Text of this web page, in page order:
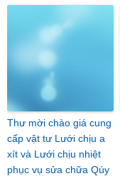
Thư mời chào giá cung
cấp vật tư Lưới chịu a
xít và Lưới chịu nhiệt
phục vụ sửa chữa Qúy